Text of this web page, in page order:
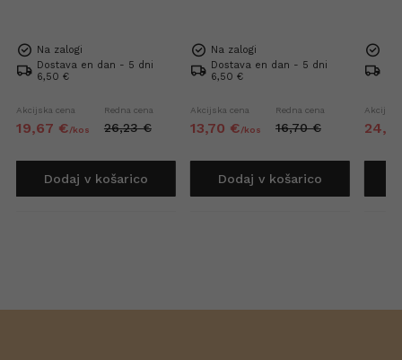
Na zalogi
Dostava en dan - 5 dni
6,50 €
Akcijska cena
19,67 €/kos
Redna cena
26,23 €
Dodaj v košarico
Na zalogi
Dostava en dan - 5 dni
6,50 €
Akcijska cena
13,70 €/kos
Redna cena
16,70 €
Dodaj v košarico
Akcijska
24,